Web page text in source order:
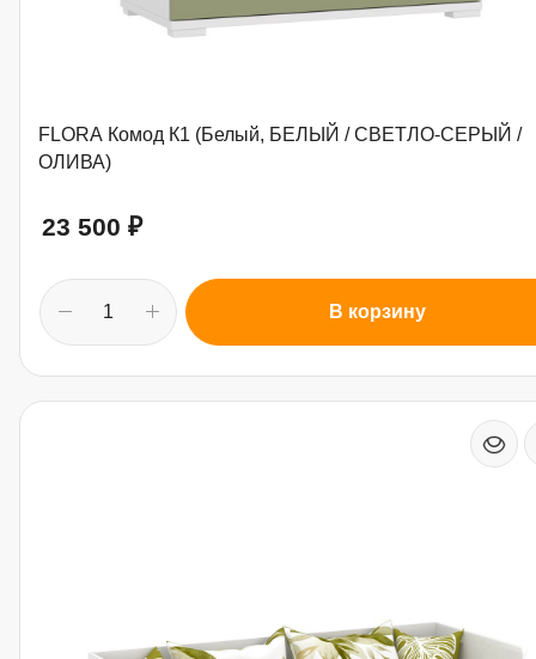
FLORA Комод К1 (Белый, БЕЛЫЙ / СВЕТЛО-СЕРЫЙ /
ОЛИВА)
23 500 ₽
В корзину